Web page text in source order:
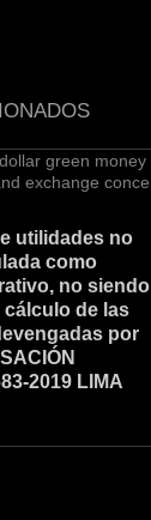
utilidades no
como
no siendo
de las
por
2019 LIMA